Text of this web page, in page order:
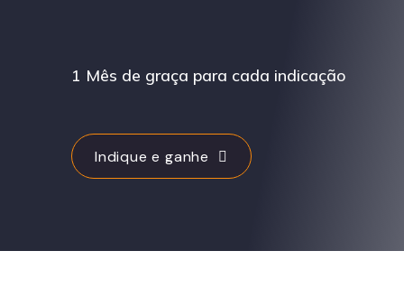
1 Mês de graça para cada indicação
Indique e ganhe